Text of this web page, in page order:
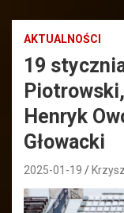
AKTUALNOŚCI
19
Henryk
Głowacki
2025-01-19